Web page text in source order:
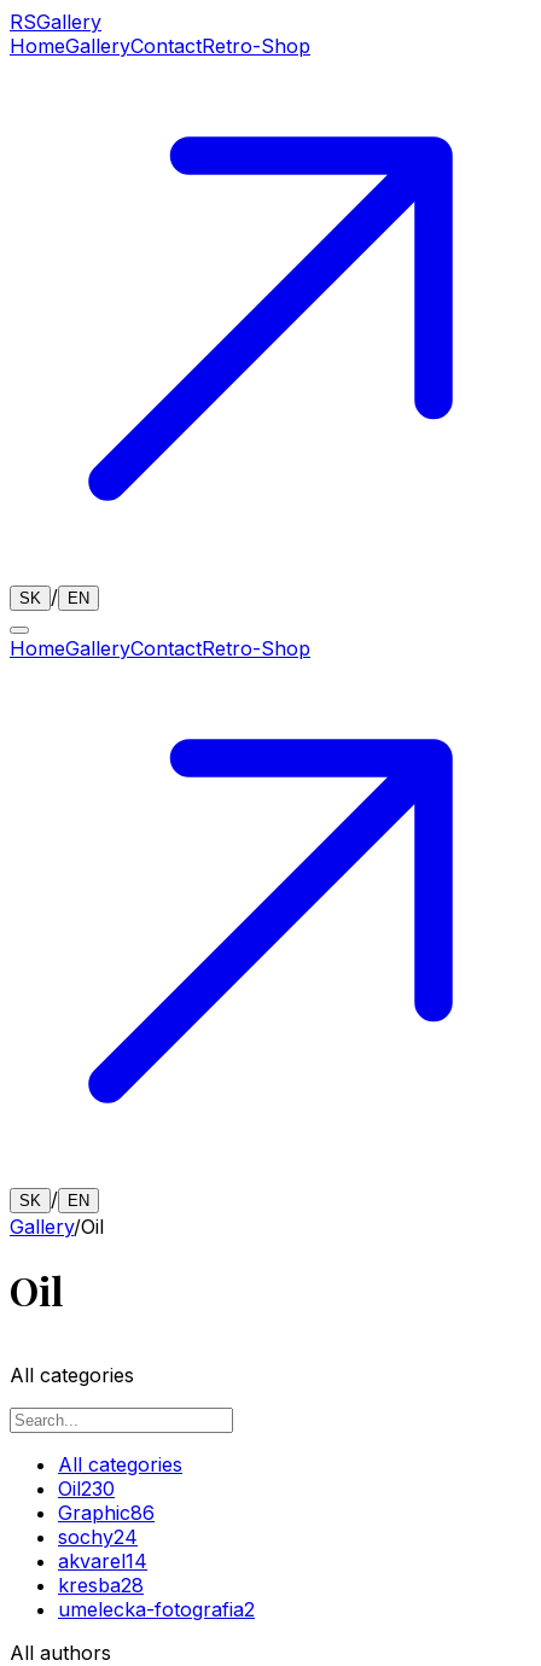
RSGallery
HomeGalleryContactRetro-Shop
SK / EN
HomeGalleryContactRetro-Shop
SK / EN
Gallery/Oil
Oil
All categories
All categories
Oil230
Graphic86
sochy24
akvarel14
kresba28
umelecka-fotografia2
All authors